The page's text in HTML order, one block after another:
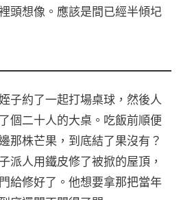
頭想像。應該是間已經半傾圮
子約了一起打場桌球，然後人
個二十人的大桌。吃飯前順便
那株芒果，到底結了果沒有？
派人用鐵皮修了被掀的屋頂，
給修好了。他想要拿那把當年